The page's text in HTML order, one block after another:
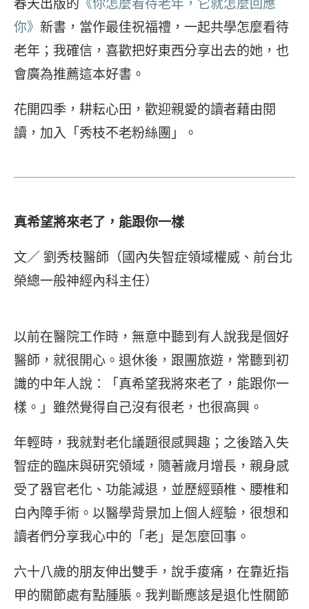
春天出版的 《你怎麼看待老年，它就怎麼回應
你》 新書，當作最佳祝福禮，一起共學怎麼看待
老年；我確信，喜歡把好東西分享出去的她，也
會廣為推薦這本好書。
花開四季，耕耘心田，歡迎親愛的讀者藉由閱
讀，加入「秀枝不老粉絲團」。
真希望將來老了，能跟你一樣
文／ 劉秀枝醫師（國內失智症領域權威、前台北
榮總一般神經內科主任）
以前在醫院工作時，無意中聽到有人說我是個好
醫師，就很開心。退休後，跟團旅遊，常聽到初
識的中年人說：「真希望我將來老了，能跟你一
樣。」雖然覺得自己沒有很老，也很高興。
年輕時，我就對老化議題很感興趣；之後踏入失
智症的臨床與研究領域，隨著歲月增長，親身感
受了器官老化、功能減退，並歷經頸椎、腰椎和
白內障手術。以醫學背景加上個人經驗，很想和
讀者們分享我心中的「老」是怎麼回事。
六十八歲的朋友伸出雙手，說手痠痛，在靠近指
甲的關節處有點腫脹。我判斷應該是退化性關節